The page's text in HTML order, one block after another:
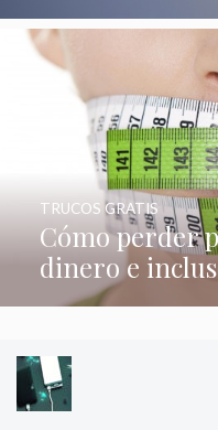
Cómo perder
dinero e
TRUCOS GRATIS